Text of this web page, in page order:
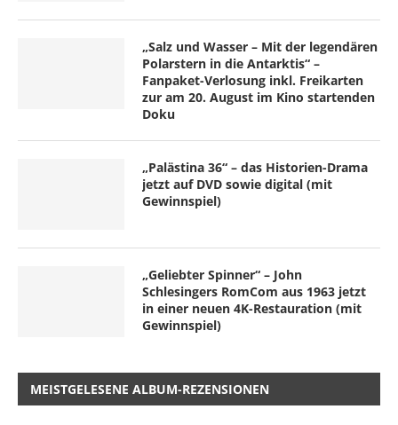
„Salz und Wasser – Mit der legendären
Polarstern in die Antarktis“ –
Fanpaket-Verlosung inkl. Freikarten
zur am 20. August im Kino startenden
Doku
„Palästina 36“ – das Historien-Drama
jetzt auf DVD sowie digital (mit
Gewinnspiel)
„Geliebter Spinner“ – John
Schlesingers RomCom aus 1963 jetzt
in einer neuen 4K-Restauration (mit
Gewinnspiel)
MEISTGELESENE ALBUM-REZENSIONEN